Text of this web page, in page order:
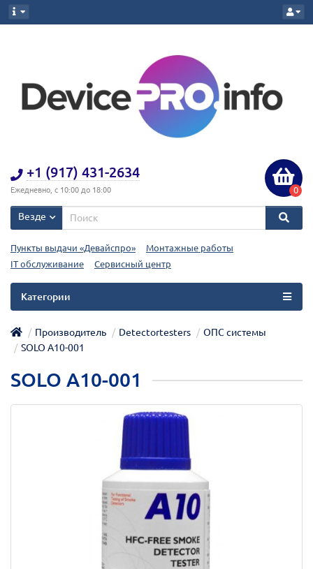
+1 (917) 431-2634
Ежедневно, с 10:00 до 18:00 0
Везде
Пункты выдачи «Девайспро»
Монтажные работы
IT обслуживание
Сервисный центр
Категории
Производитель Detectortesters
ОПС системы
SOLO A10-001
SOLO A10-001